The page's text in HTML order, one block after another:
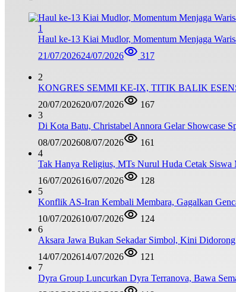
1
Haul ke-13 Kiai Mudlor, Momentum Menjaga
21/07/202624/07/2026 317
2
KONGRES SEMMI KE-IX, TITIK BALIK
20/07/202620/07/2026
167
3
Di Kota Batu, Christabel Annora Gelar Showcase
08/07/202608/07/2026
161
4
Tak Hanya Religius, MTs Nurul Huda Cetak Siswa
16/07/202616/07/2026
128
5
Konflik AS-Iran Kembali Membara, Gagalkan
10/07/202610/07/2026
124
6
Aksara Jawa Bukan Sekadar Simbol, Kini
14/07/202614/07/2026
121
7
Dyra Group Luncurkan Dyra Terranova, Bawa